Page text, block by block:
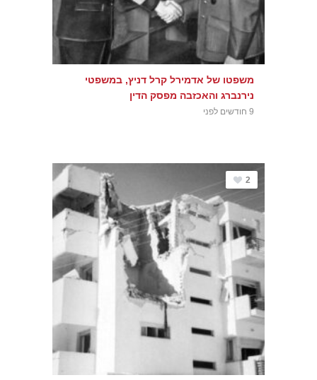
משפטו של אדמירל קרל דניץ, במשפטי
נירנברג והאכזבה מפסק הדין
9 חודשים לפני
2